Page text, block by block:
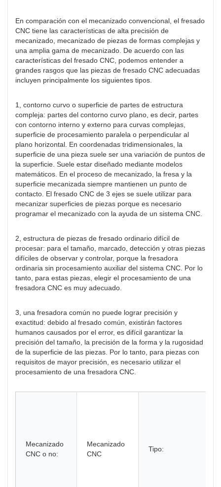
En comparación con el mecanizado convencional, el fresado
CNC tiene las características de alta precisión de
mecanizado, mecanizado de piezas de formas complejas y
una amplia gama de mecanizado. De acuerdo con las
características del fresado CNC, podemos entender a
grandes rasgos que las piezas de fresado CNC adecuadas
incluyen principalmente los siguientes tipos.
1, contorno curvo o superficie de partes de estructura
compleja: partes del contorno curvo plano, es decir, partes
con contorno interno y externo para curvas complejas,
superficie de procesamiento paralela o perpendicular al
plano horizontal. En coordenadas tridimensionales, la
superficie de una pieza suele ser una variación de puntos de
la superficie. Suele estar diseñado mediante modelos
matemáticos. En el proceso de mecanizado, la fresa y la
superficie mecanizada siempre mantienen un punto de
contacto. El fresado CNC de 3 ejes se suele utilizar para
mecanizar superficies de piezas porque es necesario
programar el mecanizado con la ayuda de un sistema CNC.
2, estructura de piezas de fresado ordinario difícil de
procesar: para el tamaño, marcado, detección y otras piezas
difíciles de observar y controlar, porque la fresadora
ordinaria sin procesamiento auxiliar del sistema CNC. Por lo
tanto, para estas piezas, elegir el procesamiento de una
fresadora CNC es muy adecuado.
3, una fresadora común no puede lograr precisión y
exactitud: debido al fresado común, existirán factores
humanos causados ​​por el error, es difícil garantizar la
precisión del tamaño, la precisión de la forma y la rugosidad
de la superficie de las piezas. Por lo tanto, para piezas con
requisitos de mayor precisión, es necesario utilizar el
procesamiento de una fresadora CNC.
Mecanizado
CNC o no:
Mecanizado
CNC
Tipo: